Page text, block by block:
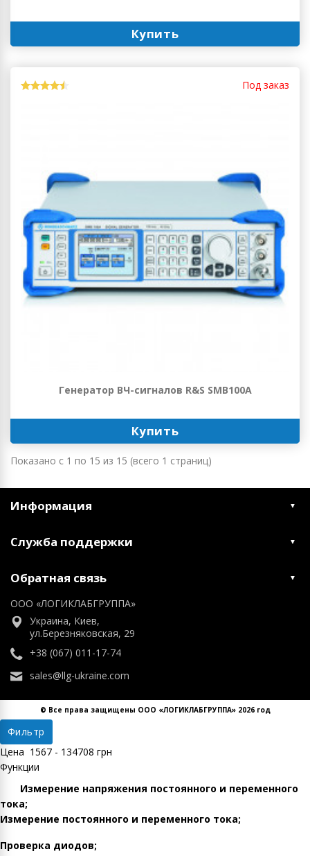
Купить
Под заказ
Генератор ВЧ-сигналов R&S SMB100A
Купить
Показано с 1 по 15 из 15 (всего 1 страниц)
Информация
Служба поддержки
Обратная связь
ООО «ЛОГИКЛАБГРУППА»
Украина, Киев,
ул.Березняковская, 29
+38 (067) 011-17-74
sales@llg-ukraine.com
© Все права защищены ООО «ЛОГИКЛАБГРУППА» 2026 год
Фильтр
Цена 1567 - 134708 грн
Функции
Измерение напряжения постоянного и переменного
тока;
Измерение постоянного и переменного тока;
Проверка диодов;